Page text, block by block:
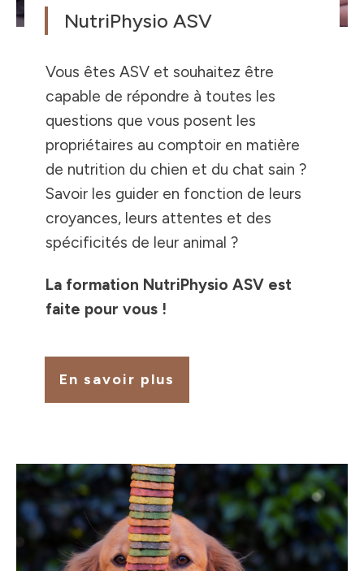
NutriPhysio ASV
Vous êtes ASV et souhaitez être
capable de répondre à toutes les
questions que vous posent les
propriétaires au comptoir en matière
de nutrition du chien et du chat sain ?
Savoir les guider en fonction de leurs
croyances, leurs attentes et des
spécificités de leur animal ?
La formation NutriPhysio ASV est
faite pour vous !
En savoir plus